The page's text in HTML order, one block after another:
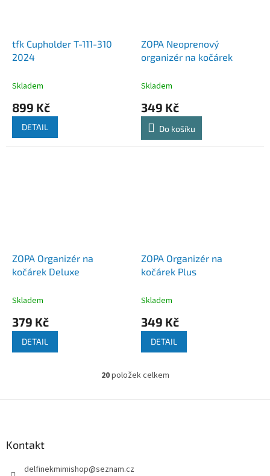
tfk Cupholder T-111-310
2024
Skladem
899 Kč
DETAIL
ZOPA Neoprenový
organizér na kočárek
Skladem
349 Kč
Do košíku
ZOPA Organizér na
kočárek Deluxe
Skladem
379 Kč
DETAIL
ZOPA Organizér na
kočárek Plus
Skladem
349 Kč
DETAIL
O
l
20položek celkem
Kontakt
delfinekmimishop@seznam.cz